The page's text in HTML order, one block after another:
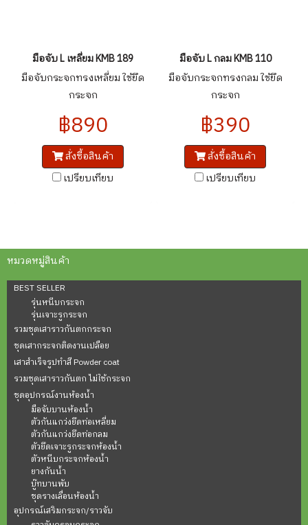
มือจับ L เหลี่ยม KMB 189
มือจับกระจกทรงเหลี่ยม ใช้ยึด
กระจก
฿890
สั่งซื้อสินค้า
เปรียบเทียบ
มือจับ L กลม KMB 110
มือจับกระจกทรงกลม ใช้ยึด
กระจก
฿390
สั่งซื้อสินค้า
เปรียบเทียบ
หมวดหมู่สินค้า
BEST SELLER
รุ่นหนีบกระจก
รุ่นเจาะรูกระจก
รวมชุดเสาราวกันตกกระจก
ชุดเสากระจกติดงานเปลือย
เสาสำเร็จรูปทำสี Powder coat
รวมชุดเสาราวกันตก ไม่ใช้กระจก
ชุดอุปกรณ์งานห้องน้ำ
มือจับบานห้องน้ำ
ตัวกันแกว่งยึดท่อเหลี่ยม
ตัวกันแกว่งยึดท่อกลม
ตัวยึดเจาะรูกระจกห้องน้ำ
ตัวหนีบกระจกห้องน้ำ
ยางกันน้ำ
บู๊ทบานพับ
ชุดรางเลื่อนห้องน้ำ
อุปกรณ์เสริมกระจก/ราวจับ